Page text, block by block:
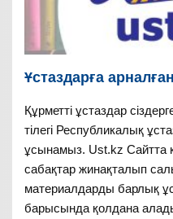
Ұстаздарға
Құрметті ұстаздар
тілегі Республикалық
ұсынамыз. Ust.kz Сайтта
сабақтар жинақталып
материалдарды барлық
барысында қолдана